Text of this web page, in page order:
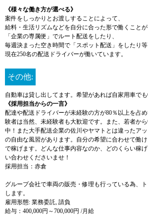
《様々な働き方が選べる》
案件をしっかりとお渡しすることによって、
給料・生活リズムなどを自分に合った形で働くことが
「企業の専属便」でルート配送をしたり、
毎週決まった空き時間で「スポット配送」をしたり等
現在250名の配送ドライバーが働いています。
その他:
自動車は貸し出してます。希望があれば自家用車でも
《採用担当からの一言》
配達や配送ドライバーが未経験の方が80％以上を占
験者は当然、未経験者も大歓迎です。また、若者か
中！また大手配送企業の佐川やヤマトとは違ったア
の自由な風習があります。自分の希望に合わせて働
で稼げます。どんな仕事内容なのか、どのくらい稼
い合わせくださいませ！
採用担当：赤倉
グループ会社で車両の販売・修理も行っている為、
します。
雇用形態: 業務委託, 請負
給与：400,000円～700,000円 /月給